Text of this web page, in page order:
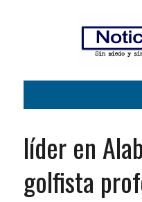
líder en
golfista